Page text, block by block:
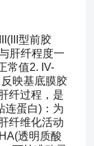
型前胶
肝纤程度一
常值2. IV-
映基底膜胶
纤过程，是
连蛋白)：为
纤维化活动
透明质酸